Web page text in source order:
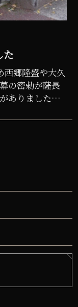
た
西郷隆盛や大久
の密勅が薩長
ありました。